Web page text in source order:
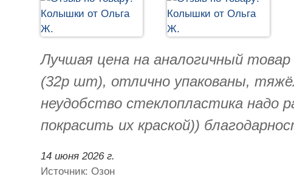
Лучшая цена на аналогичный
(32р шт), отлично упакованы,
неудобство стеклопластика надо
покрасить их краской))
14 июня 2026 г.
Источник: Озон